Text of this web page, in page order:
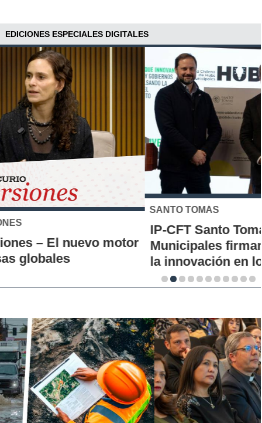
EDICIONES ESPECIALES DIGITALES
SANTO TOMÁS
IP-CFT Santo Tomás y Red de Hubs
Municipales firman alianza para impulsar
la innovación en los territorios